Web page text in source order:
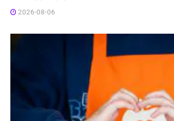
Mašalė.
Tuo tarpu naujoji
aprūpinimo infrastruktūra
hektarų plote. Komplekse
technikos judėjimo keliai,
tinklas, taikinių pozicijos,
2026-08-06